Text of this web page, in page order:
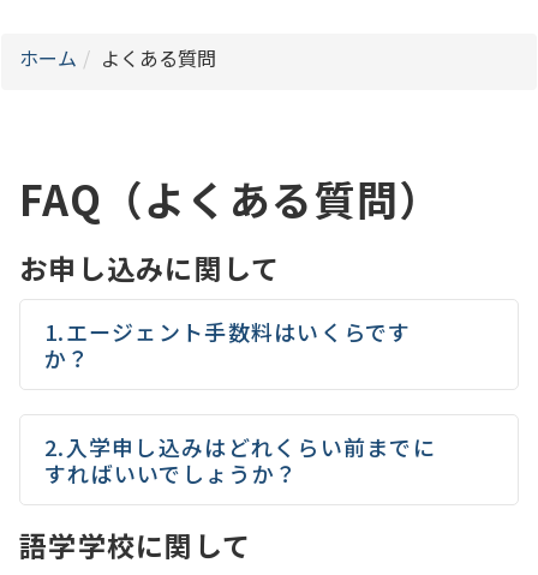
ホーム よくある質問
FAQ（よくある質問）
お申し込みに関して
1.エージェント手数料はいくらです
か？
2.入学申し込みはどれくらい前までに
すればいいでしょうか？
語学学校に関して